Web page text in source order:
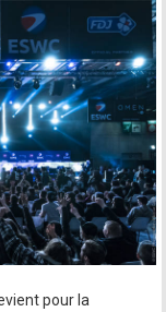
pour la